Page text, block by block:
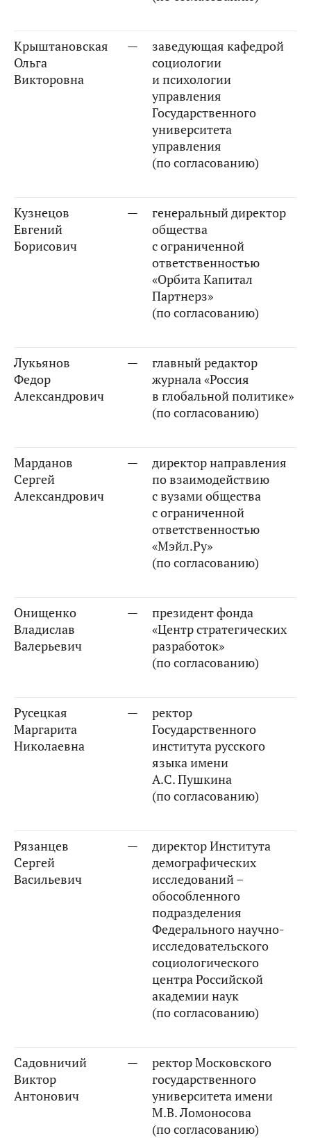
Крыштановская
Ольга
Викторовна
—
заведующая кафедрой
социологии
и психологии
управления
Государственного
университета
управления
(по согласованию)
Кузнецов
Евгений
Борисович
—
генеральный директор
общества
с ограниченной
ответственностью
«Орбита Капитал
Партнерз»
(по согласованию)
Лукьянов
Федор
Александрович
—
главный редактор
журнала «Россия
в глобальной политике»
(по согласованию)
Марданов
Сергей
Александрович
—
директор направления
по взаимодействию
с вузами общества
с ограниченной
ответственностью
«Мэйл.Ру»
(по согласованию)
Онищенко
Владислав
Валерьевич
—
президент фонда
«Центр стратегических
разработок»
(по согласованию)
Русецкая
Маргарита
Николаевна
—
ректор
Государственного
института русского
языка имени
А.С. Пушкина
(по согласованию)
Рязанцев
Сергей
Васильевич
—
директор Института
демографических
исследований –
обособленного
подразделения
Федерального научно-
исследовательского
социологического
центра Российской
академии наук
(по согласованию)
Садовничий
Виктор
Антонович
—
ректор Московского
государственного
университета имени
М.В. Ломоносова
(по согласованию)